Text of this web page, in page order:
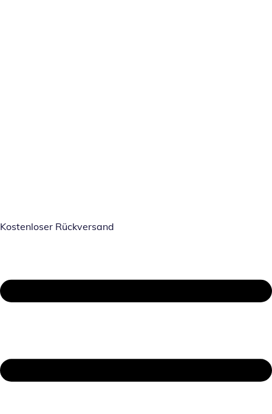
Kostenloser Rückversand